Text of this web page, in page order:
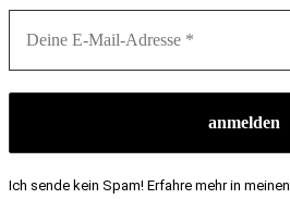
Ich sende kein Spam! Erfahre mehr in meinen